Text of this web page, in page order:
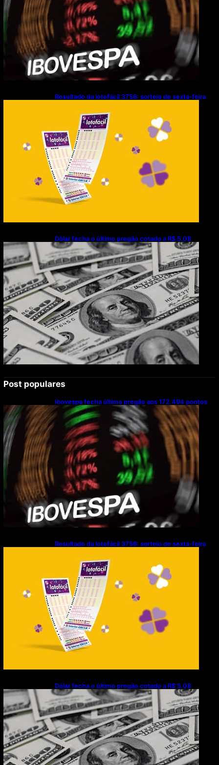
Resultado da lotofácil 3756: sorteio de sexta-feira
Dólar fecha o último pregão cotado a R$ 5,08
Post populares
Ibovespa fecha último pregão aos 172.494 pontos
Resultado da lotofácil 3756: sorteio de sexta-feira
Dólar fecha o último pregão cotado a R$ 5,08